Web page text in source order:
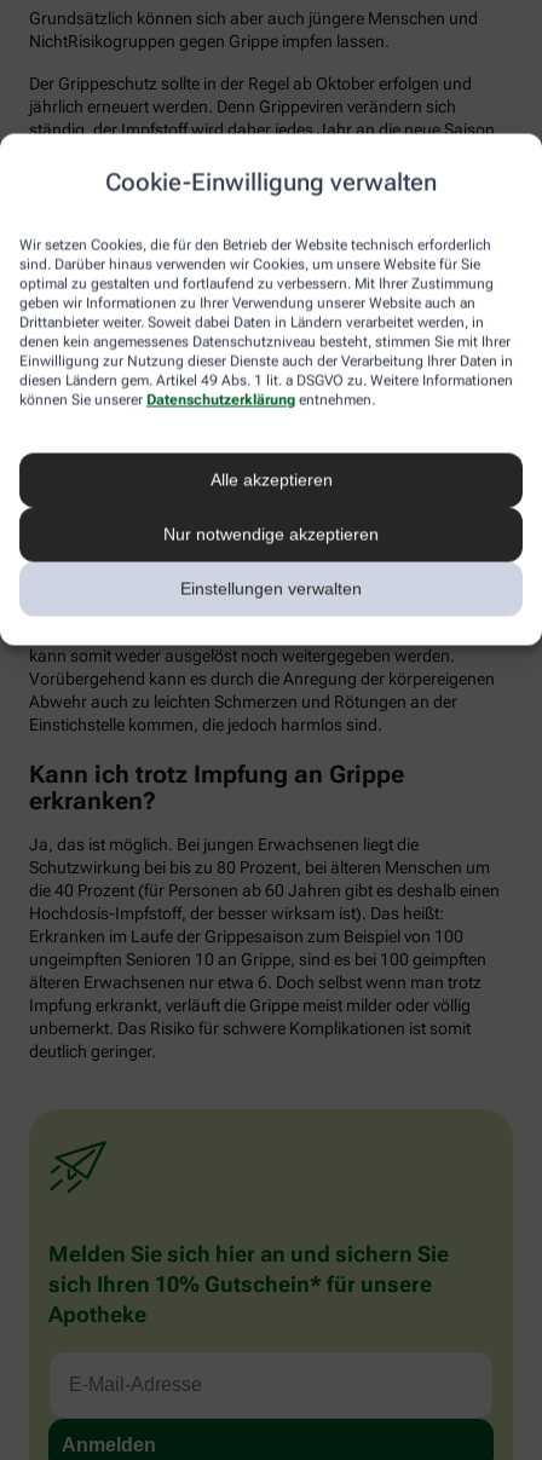
Cookie-Einwilligung verwalten
Wir setzen Cookies, die für den Betrieb der Website technisch erforderlich
sind. Darüber hinaus verwenden wir Cookies, um unsere Website für Sie
optimal zu gestalten und fortlaufend zu verbessern. Mit Ihrer Zustimmung
geben wir Informationen zu Ihrer Verwendung unserer Website auch an
Drittanbieter weiter. Soweit dabei Daten in Ländern verarbeitet werden, in
denen kein angemessenes Datenschutzniveau besteht, stimmen Sie mit Ihrer
Einwilligung zur Nutzung dieser Dienste auch der Verarbeitung Ihrer Daten in
diesen Ländern gem. Artikel 49 Abs. 1 lit. a DSGVO zu. Weitere Informationen
können Sie unserer Datenschutzerklärung entnehmen.
Alle akzeptieren
Nur notwendige akzeptieren
Einstellungen verwalten
Grundsätzlich können sich aber auch jüngere Menschen und
NichtRisikogruppen gegen Grippe impfen lassen.
Der Grippeschutz sollte in der Regel ab Oktober erfolgen und
jährlich erneuert werden. Denn Grippeviren verändern sich
ständig, der Impfstoff wird daher jedes Jahr an die neue Saison
der Körper einen ausreichenden Schutz vor einer Ansteckung
aufgebaut hat. Auch eine spätere Impfung zu Beginn des Jahres
Wie sicher ist der Impfstoff?
Jeder Grippeimpfstoff, der in Deutschland verwendet wird, muss
ein streng reguliertes Zulassungsverfahren durchlaufen. Hierbei
muss die Qualität, Wirksamkeit und Verträglichkeit in
wissenschaftlichen Studien nachgewiesen werden. Die Freigabe
erfolgt nach weiteren Prüfungen schließlich durch das Paul-
der Freigabe stetig weiter beobachtet.
Die Grippeimpfung ist in aller Regel gut verträglich. In den ersten
Frösteln oder Kopf- und Gliederschmerzen auftreten, die aber
meist binnen weniger Tage wieder abklingen. Mit einer Grippe
haben die Symptome allerdings nichts zu tun. Denn üblicherweise
kann somit weder ausgelöst noch weitergegeben werden.
Vorübergehend kann es durch die Anregung der körpereigenen
Abwehr auch zu leichten Schmerzen und Rötungen an der
Einstichstelle kommen, die jedoch harmlos sind.
Kann ich trotz Impfung an Grippe
erkranken?
Ja, das ist möglich. Bei jungen Erwachsenen liegt die
Schutzwirkung bei bis zu 80 Prozent, bei älteren Menschen um
die 40 Prozent (für Personen ab 60 Jahren gibt es deshalb einen
Hochdosis-Impfstoff, der besser wirksam ist). Das heißt:
Erkranken im Laufe der Grippesaison zum Beispiel von 100
ungeimpften Senioren 10 an Grippe, sind es bei 100 geimpften
älteren Erwachsenen nur etwa 6. Doch selbst wenn man trotz
Impfung erkrankt, verläuft die Grippe meist milder oder völlig
unbemerkt. Das Risiko für schwere Komplikationen ist somit
deutlich geringer.
Melden Sie sich hier an und sichern Sie
sich Ihren 10% Gutschein* für unsere
Apotheke